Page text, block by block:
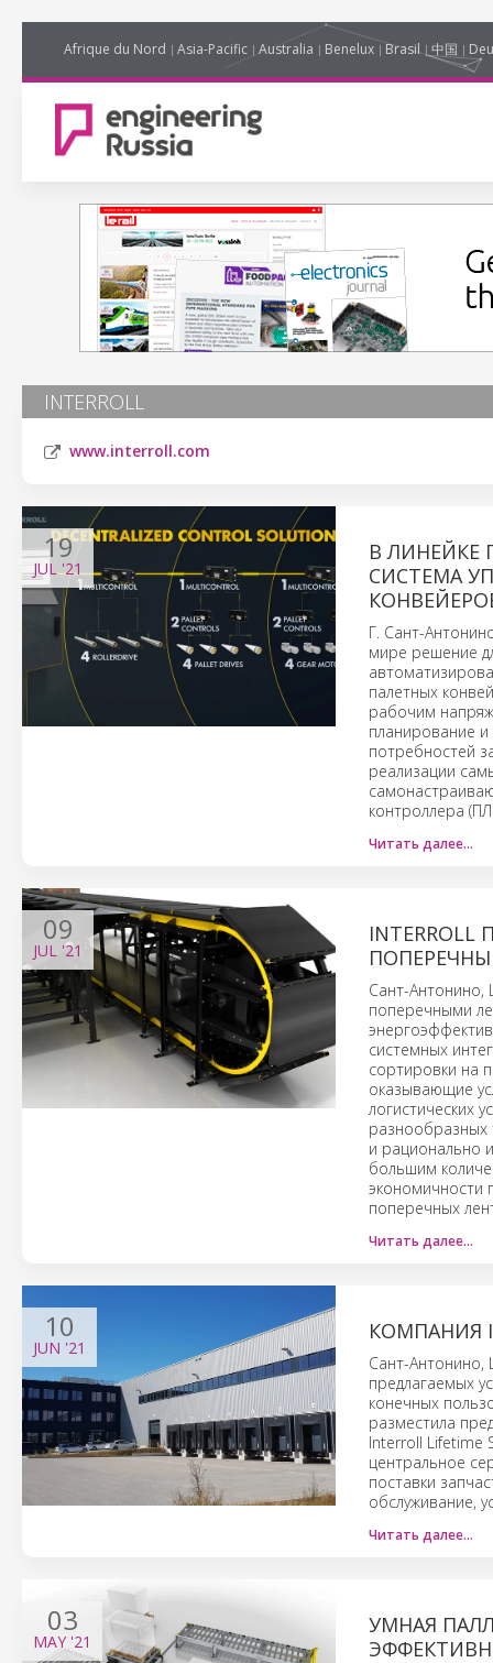
Afrique du Nord Asia-Pacific Australia Benelux Brasil 中国
INTERROLL
www.interroll.com
19
JUL'21
В ЛИНЕЙКЕ
СИСТЕМА
Г. Сант-
мире решение
палетных
рабочим
планирование
потребностей
реализации
контроллера
Читать далее…
09
JUL '21
Сант-
поперечными
системных
сортировки на
оказывающие
логистических
разнообразных
и рационально
большим
экономичности
поперечных
Читать далее…
10
JUN '21
КОМПАНИЯ
Сант-Антонино,
предлагаемых
конечных
разместила
Interroll Lifetime
центральное
поставки
обслуживание,
Читать далее…
03
MAY '21
УМНАЯ